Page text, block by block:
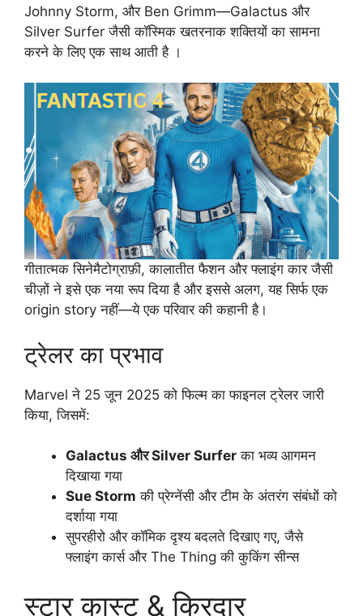
Johnny Storm, और Ben Grimm—Galactus और
Silver Surfer जैसी कॉस्मिक खतरनाक शक्तियों का सामना
करने के लिए एक साथ आती है ।
गीतात्मक सिनेमैटोग्राफ़ी, कालातीत फैशन और फ्लाइंग कार जैसी
चीज़ों ने इसे एक नया रूप दिया है और इससे अलग, यह सिर्फ एक
origin story नहीं—ये एक परिवार की कहानी है।
ट्रेलर का प्रभाव
Marvel ने 25 जून 2025 को फिल्म का फाइनल ट्रेलर जारी
किया, जिसमें:
Galactus और Silver Surfer का भव्य आगमन
दिखाया गया
Sue Storm की प्रेग्नेंसी और टीम के अंतरंग संबंधों को
दर्शाया गया
सुपरहीरो और कॉमिक दृश्य बदलते दिखाए गए, जैसे
फ्लाइंग कार्स और The Thing की कुकिंग सीन्स
स्टार कास्ट & किरदार